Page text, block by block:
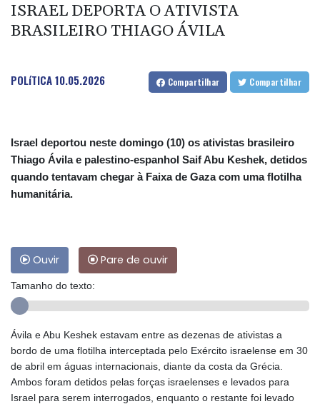
ISRAEL DEPORTA O ATIVISTA
BRASILEIRO THIAGO ÁVILA
POLíTICA10.05.2026 Compartilhar Compartilhar
Israel deportou neste domingo (10) os ativistas brasileiro
Thiago Ávila e palestino-espanhol Saif Abu Keshek, detidos
quando tentavam chegar à Faixa de Gaza com uma flotilha
humanitária.
Ouvir Pare de ouvir
Tamanho do texto:
Ávila e Abu Keshek estavam entre as dezenas de ativistas a
bordo de uma flotilha interceptada pelo Exército israelense em 30
de abril em águas internacionais, diante da costa da Grécia.
Ambos foram detidos pelas forças israelenses e levados para
Israel para serem interrogados, enquanto o restante foi levado